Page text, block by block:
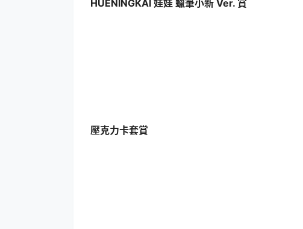
HUENINGKAI 娃娃 蠟筆小新 Ver. 賞
壓克力卡套賞